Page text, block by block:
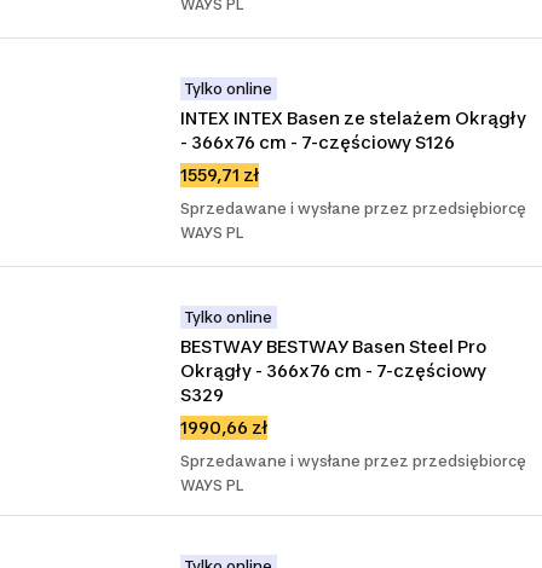
WAYS PL
Tylko online
INTEX INTEX Basen ze stelażem Okrągły
- 366x76 cm - 7-częściowy S126
1559,71 zł
Sprzedawane i wysłane przez przedsiębiorcę
WAYS PL
Tylko online
BESTWAY BESTWAY Basen Steel Pro
Okrągły - 366x76 cm - 7-częściowy
S329
1990,66 zł
Sprzedawane i wysłane przez przedsiębiorcę
WAYS PL